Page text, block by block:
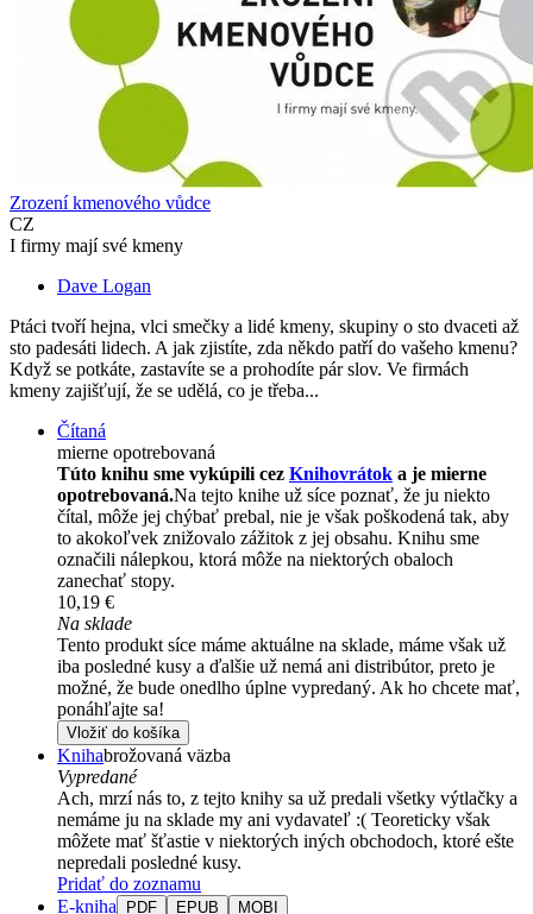
Zrození kmenového vůdce
CZ
I firmy mají své kmeny
Dave Logan
Ptáci tvoří hejna, vlci smečky a lidé kmeny, skupiny o sto dvaceti až
sto padesáti lidech. A jak zjistíte, zda někdo patří do vašeho kmenu?
Když se potkáte, zastavíte se a prohodíte pár slov. Ve firmách
kmeny zajišťují, že se udělá, co je třeba...
Čítaná
mierne opotrebovaná
Túto knihu sme vykúpili cez Knihovrátok a je mierne
opotrebovaná.Na tejto knihe už síce poznať, že ju niekto
čítal, môže jej chýbať prebal, nie je však poškodená tak, aby
to akokoľvek znižovalo zážitok z jej obsahu. Knihu sme
označili nálepkou, ktorá môže na niektorých obaloch
zanechať stopy.
10,19 €
Na sklade
Tento produkt síce máme aktuálne na sklade, máme však už
iba posledné kusy a ďalšie už nemá ani distribútor, preto je
možné, že bude onedlho úplne vypredaný. Ak ho chcete mať,
ponáhľajte sa!
Vložiť do košíka
Knihabrožovaná väzba
Vypredané
Ach, mrzí nás to, z tejto knihy sa už predali všetky výtlačky a
nemáme ju na sklade my ani vydavateľ :( Teoreticky však
môžete mať šťastie v niektorých iných obchodoch, ktoré ešte
nepredali posledné kusy.
Pridať do zoznamu
E-kniha
PDF EPUB MOBI